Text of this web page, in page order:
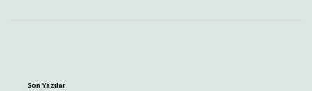
Son Yazılar